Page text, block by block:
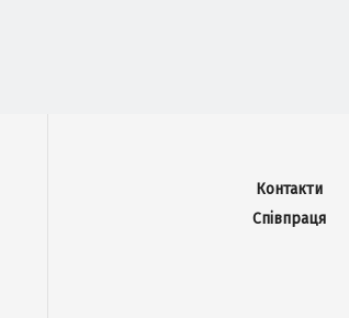
Контакти
Співпраця